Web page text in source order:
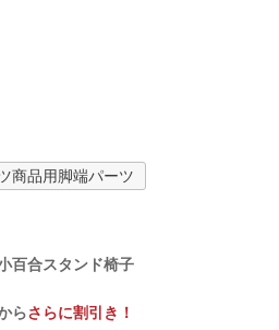
商品用脚端パーツ
百合スタンド椅子
らさらに割引き！